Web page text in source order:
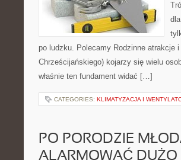
po ludzku. Polecamy Rodzinne atrakcje
Chrześcijańskiego) kojarzy się wielu
właśnie ten fundament widać […]
CATEGORIES: KLIMATYZACJA I
PO PORODZIE
ALARMOWAĆ DUŻO